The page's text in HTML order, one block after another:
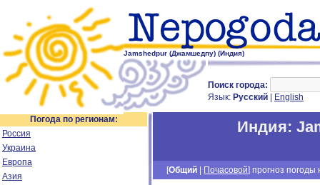
Jamshedpur (Джамшедпу) (Индия)
Поиск города:
Язык: Русский English
Погода по регионам:
Россия
Украина
Европа
Азия
Индия:
[Общий Почасовой] прогноз погоды